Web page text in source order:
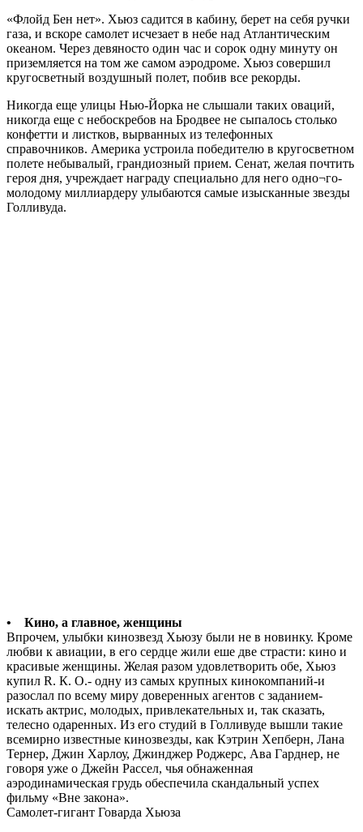
«Флойд Бен нет». Хьюз садится в кабину, берет на себя ручки
газа, и вскоре самолет исчезает в небе над Атлантическим
океаном. Через девяносто один час и сорок одну минуту он
приземляется на том же самом аэродроме. Хьюз совершил
кругосветный воздушный полет, побив все рекорды.
Никогда еще улицы Нью-Йорка не слышали таких оваций,
никогда еще с небоскребов на Бродвее не сыпалось столько
конфетти и листков, вырванных из телефонных
справочников. Америка устроила победителю в кругосветном
полете небывалый, грандиозный прием. Сенат, желая почтить
героя дня, учреждает награду специально для него одно¬го-
молодому миллиардеру улыбаются самые изысканные звезды
Голливуда.
• Кино, а главное, женщины
Впрочем, улыбки кинозвезд Хьюзу были не в новинку. Кроме
любви к авиации, в его сердце жили еше две страсти: кино и
красивые женщины. Желая разом удовлетворить обе, Хьюз
купил R. К. О.- одну из самых крупных кинокомпаний-и
разослал по всему миру доверенных агентов с заданием-
искать актрис, молодых, привлекательных и, так сказать,
телесно одаренных. Из его студий в Голливуде вышли такие
всемирно известные кинозвезды, как Кэтрин Хепберн, Лана
Тернер, Джин Харлоу, Джинджер Роджерс, Ава Гарднер, не
говоря уже о Джейн Рассел, чья обнаженная
аэродинамическая грудь обеспечила скандальный успех
фильму «Вне закона».
Самолет-гигант Говарда Хьюза